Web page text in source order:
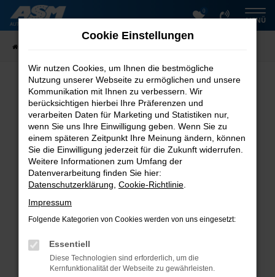
Zum
Hauptinhalt
0
MENÜ
Fehler: Network Error
Beim Laden ist ein Fehler aufgetreten.
Hier sind ein paar Tipps, die dir helfen können:
Überprüfe deine Firewall und deine
Internetverbindung.
Laden andere Webseiten, zum Beispiel deine
Suchmaschine?
Prüfe deine Browsererweiterungen.
das Laden bestimmter Seiten verhindern.
Funktioniert die Seite in einem anderen Browser
oder in einem privaten Fenster?
Cookie Einstellungen
Wir nutzen Cookies, um Ihnen die bestmögliche
Nutzung unserer Webseite zu ermöglichen und unsere
Kommunikation mit Ihnen zu verbessern. Wir
berücksichtigen hierbei Ihre Präferenzen und
verarbeiten Daten für Marketing und Statistiken nur,
wenn Sie uns Ihre Einwilligung geben. Wenn Sie zu
einem späteren Zeitpunkt Ihre Meinung ändern, können
Sie die Einwilligung jederzeit für die Zukunft widerrufen.
Weitere Informationen zum Umfang der
Datenverarbeitung finden Sie hier:
Datenschutzerklärung Cookie-Richtlinie
Impressum
Folgende Kategorien von Cookies werden von uns eingesetzt:
Essentiell
Diese Technologien sind erforderlich, um die
Kernfunktionalität der Webseite zu gewährleisten.